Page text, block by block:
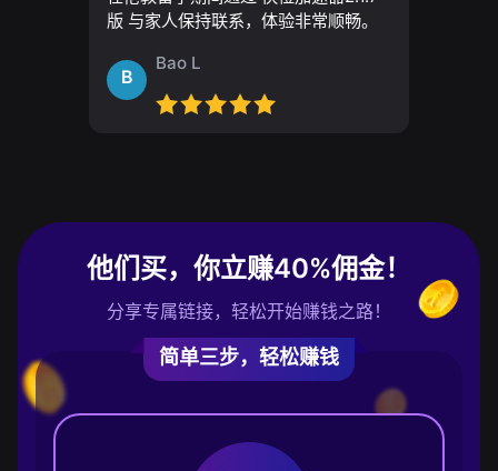
版 与家人保持联系，体验非常顺畅。
B
Bao L
他们买，你立赚40%佣金！
分享专属链接，轻松开始赚钱之路！
简单三步，轻松赚钱